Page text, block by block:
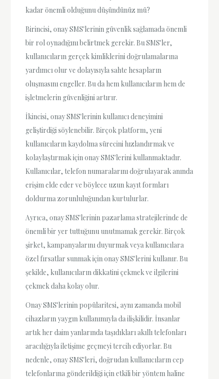
kadar önemli olduğunu düşündünüz mü?
Birincisi, onay SMS'lerinin güvenlik sağlamada önemli
bir rol oynadığını belirtmek gerekir. Bu SMS'ler,
kullanıcıların gerçek kimliklerini doğrulamalarına
yardımcı olur ve dolayısıyla sahte hesapların
oluşmasını engeller. Bu da hem kullanıcıların hem de
işletmelerin güvenliğini artırır.
İkincisi, onay SMS'lerinin kullanıcı deneyimini
geliştirdiği söylenebilir. Birçok platform, yeni
kullanıcıların kaydolma sürecini hızlandırmak ve
kolaylaştırmak için onay SMS'lerini kullanmaktadır.
Kullanıcılar, telefon numaralarını doğrulayarak anında
erişim elde eder ve böylece uzun kayıt formları
doldurma zorunluluğundan kurtulurlar.
Ayrıca, onay SMS'lerinin pazarlama stratejilerinde de
önemli bir yer tuttuğunu unutmamak gerekir. Birçok
şirket, kampanyalarını duyurmak veya kullanıcılara
özel fırsatlar sunmak için onay SMS'lerini kullanır. Bu
şekilde, kullanıcıların dikkatini çekmek ve ilgilerini
çekmek daha kolay olur.
Onay SMS'lerinin popülaritesi, aynı zamanda mobil
cihazların yaygın kullanımıyla da ilişkilidir. İnsanlar
artık her daim yanlarında taşıdıkları akıllı telefonları
aracılığıyla iletişime geçmeyi tercih ediyorlar. Bu
nedenle, onay SMS'leri, doğrudan kullanıcıların cep
telefonlarına gönderildiği için etkili bir yöntem haline